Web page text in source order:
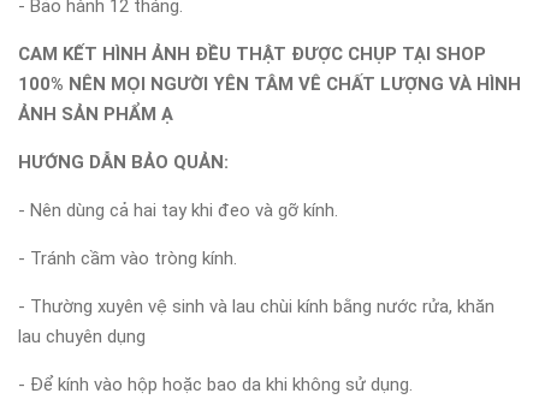
- Bảo hành 12 tháng.
CAM KẾT HÌNH ẢNH ĐỀU THẬT ĐƯỢC CHỤP TẠI SHOP
100% NÊN MỌI NGƯỜI YÊN TÂM VÊ CHẤT LƯỢNG VÀ HÌNH
ẢNH SẢN PHẨM Ạ
HƯỚNG DẪN BẢO QUẢN:
- Nên dùng cả hai tay khi đeo và gỡ kính.
- Tránh cầm vào tròng kính.
- Thường xuyên vệ sinh và lau chùi kính bằng nước rửa, khăn
lau chuyên dụng
- Để kính vào hộp hoặc bao da khi không sử dụng.